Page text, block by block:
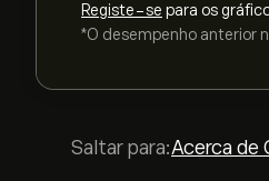
Registe-se para os
*O desempenho anterior
Saltar para:Acerca de